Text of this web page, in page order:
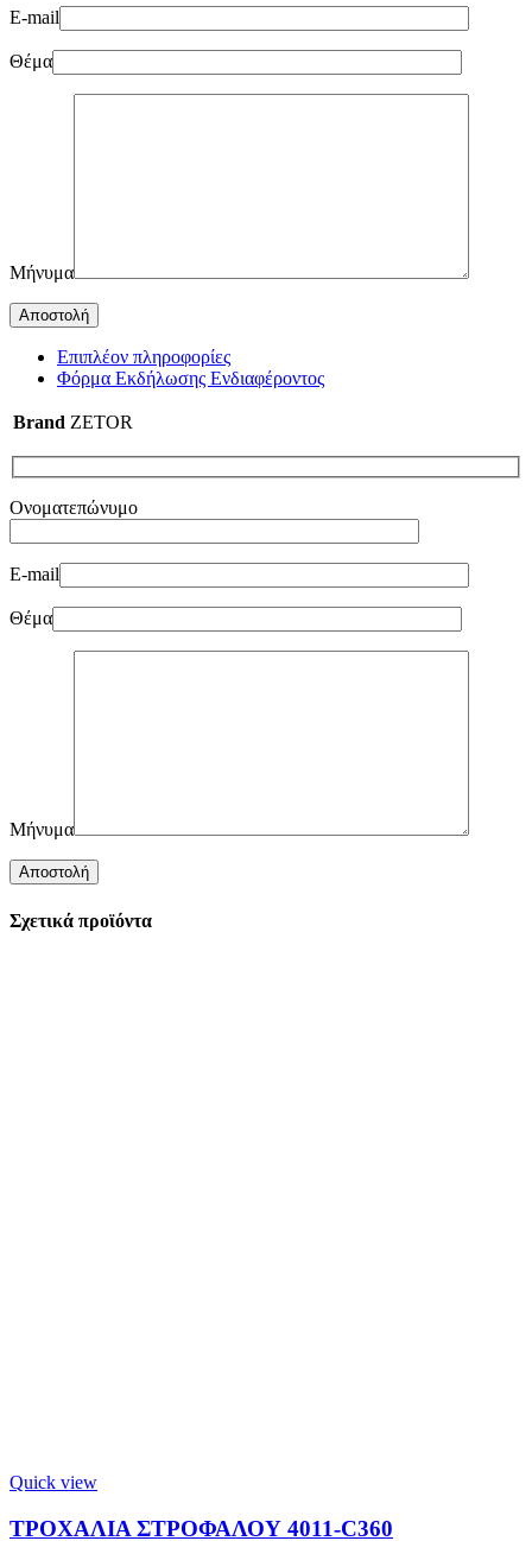
E-mail
Θέμα
Μήνυμα
Επιπλέον πληροφορίες
Φόρμα Εκδήλωσης Ενδιαφέροντος
Brand ZETOR
Ονοματεπώνυμο
E-mail
Θέμα
Μήνυμα
Σχετικά προϊόντα
Quick view
ΤΡΟΧΑΛΙΑ ΣΤΡΟΦΑΛΟΥ 4011-C360